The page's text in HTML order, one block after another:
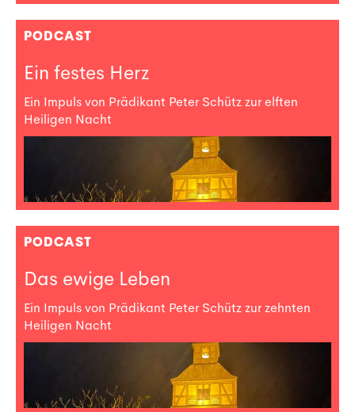
PODCAST
Ein festes Herz
Ein Impuls von Prädikant Peter Schütz zur elften
Heiligen Nacht
PODCAST
Das ewige Leben
Ein Impuls von Prädikant Peter Schütz zur zehnten
Heiligen Nacht